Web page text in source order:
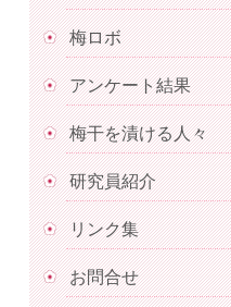
梅ロボ
アンケート結果
梅干を漬ける人々
研究員紹介
リンク集
お問合せ